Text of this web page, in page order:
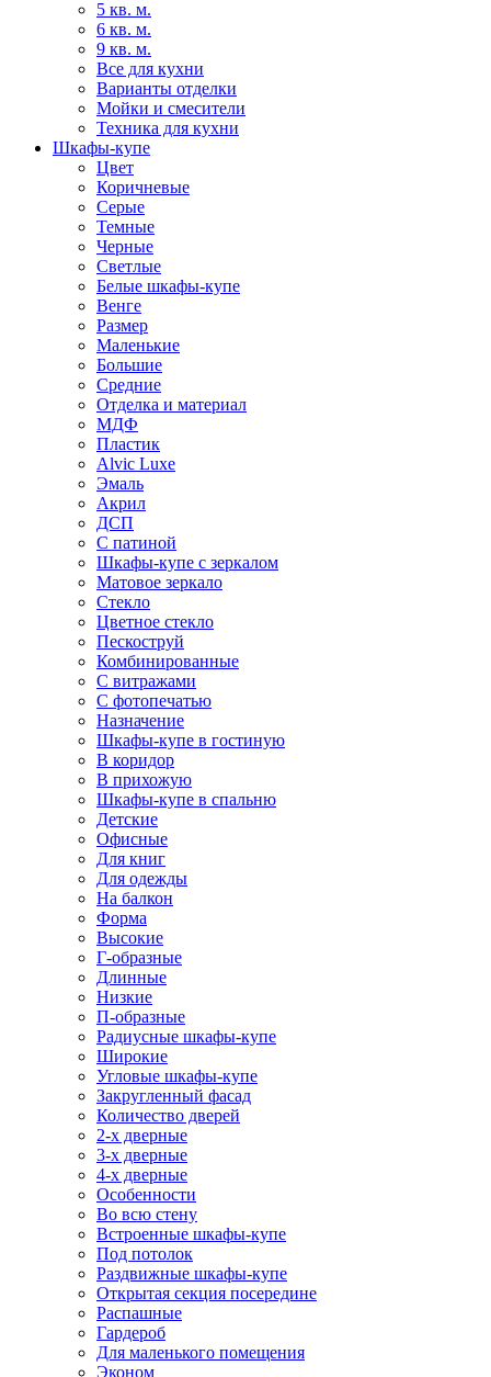
5 кв. м.
6 кв. м.
9 кв. м.
Все для кухни
Варианты отделки
Мойки и смесители
Техника для кухни
Шкафы-купе
Цвет
Коричневые
Серые
Темные
Черные
Светлые
Белые шкафы-купе
Венге
Размер
Маленькие
Большие
Средние
Отделка и материал
МДФ
Пластик
Alvic Luxe
Эмаль
Акрил
ДСП
С патиной
Шкафы-купе с зеркалом
Матовое зеркало
Стекло
Цветное стекло
Пескоструй
Комбинированные
С витражами
С фотопечатью
Назначение
Шкафы-купе в гостиную
В коридор
В прихожую
Шкафы-купе в спальню
Детские
Офисные
Для книг
Для одежды
На балкон
Форма
Высокие
Г-образные
Длинные
Низкие
П-образные
Радиусные шкафы-купе
Широкие
Угловые шкафы-купе
Закругленный фасад
Количество дверей
2-х дверные
3-х дверные
4-х дверные
Особенности
Во всю стену
Встроенные шкафы-купе
Под потолок
Раздвижные шкафы-купе
Открытая секция посередине
Распашные
Гардероб
Для маленького помещения
Эконом